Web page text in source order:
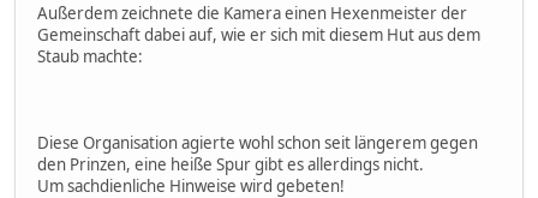
Außerdem zeichnete die Kamera einen Hexenmeister der
Gemeinschaft dabei auf, wie er sich mit diesem Hut aus dem
Staub machte:
Diese Organisation agierte wohl schon seit längerem gegen
den Prinzen, eine heiße Spur gibt es allerdings nicht.
Um sachdienliche Hinweise wird gebeten!